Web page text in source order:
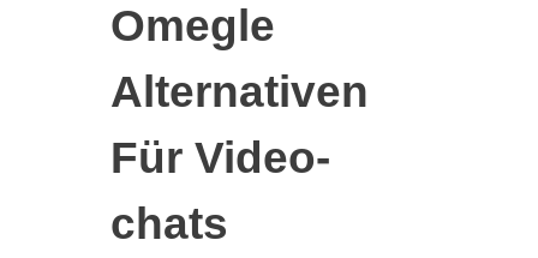
Omegle
Alternativen
Für Video-
chats